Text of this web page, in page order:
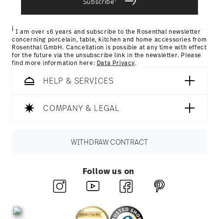
Nutzung der Dienste gesammelt haben.
i I am over 16 years and subscribe to the Rosenthal newsletter
concerning porcelain, table, kitchen and home accessories from
Rosenthal GmbH. Cancellation is possible at any time with effect
for the future via the unsubscribe link in the newsletter. Please
find more information here: Data Privacy.
HELP & SERVICES
COMPANY & LEGAL
WITHDRAW CONTRACT
Follow us on